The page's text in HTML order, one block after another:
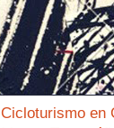
Cicloturismo en